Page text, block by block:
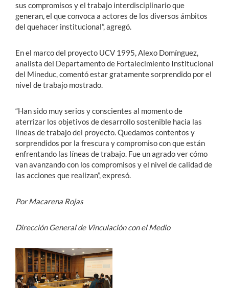
sus compromisos y el trabajo interdisciplinario que
generan, el que convoca a actores de los diversos ámbitos
del quehacer institucional”, agregó.
En el marco del proyecto UCV 1995, Alexo Domínguez,
analista del Departamento de Fortalecimiento Institucional
del Mineduc, comentó estar gratamente sorprendido por el
nivel de trabajo mostrado.
“Han sido muy serios y conscientes al momento de
aterrizar los objetivos de desarrollo sostenible hacia las
líneas de trabajo del proyecto. Quedamos contentos y
sorprendidos por la frescura y compromiso con que están
enfrentando las líneas de trabajo. Fue un agrado ver cómo
van avanzando con los compromisos y el nivel de calidad de
las acciones que realizan”, expresó.
Por Macarena Rojas
Dirección General de Vinculación con el Medio